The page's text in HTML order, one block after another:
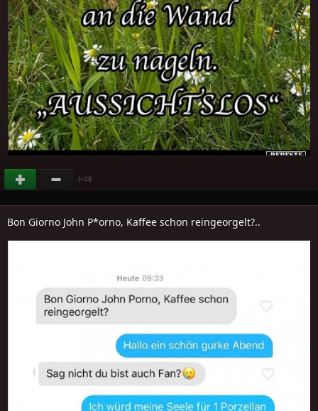
(+23)
Bon Giorno John P*orno, Kaffee schon reingeorgelt?..